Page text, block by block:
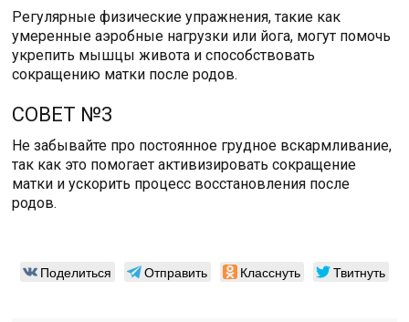
Регулярные физические упражнения, такие как
умеренные аэробные нагрузки или йога, могут помочь
укрепить мышцы живота и способствовать
сокращению матки после родов.
СОВЕТ №3
Не забывайте про постоянное грудное вскармливание,
так как это помогает активизировать сокращение
матки и ускорить процесс восстановления после
родов.
Поделиться Отправить Класснуть Твитнуть